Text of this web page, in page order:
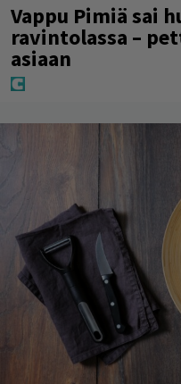
Vappu Pimiä sai
ravintolassa –
asiaan